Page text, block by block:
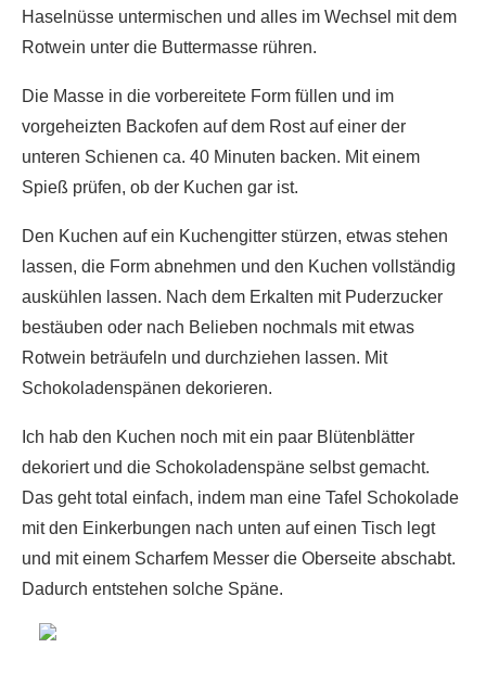
Haselnüsse untermischen und alles im Wechsel mit dem
Rotwein unter die Buttermasse rühren.
Die Masse in die vorbereitete Form füllen und im
vorgeheizten Backofen auf dem Rost auf einer der
unteren Schienen ca. 40 Minuten backen. Mit einem
Spieß prüfen, ob der Kuchen gar ist.
Den Kuchen auf ein Kuchengitter stürzen, etwas stehen
lassen, die Form abnehmen und den Kuchen vollständig
auskühlen lassen. Nach dem Erkalten mit Puderzucker
bestäuben oder nach Belieben nochmals mit etwas
Rotwein beträufeln und durchziehen lassen. Mit
Schokoladenspänen dekorieren.
Ich hab den Kuchen noch mit ein paar Blütenblätter
dekoriert und die Schokoladenspäne selbst gemacht.
Das geht total einfach, indem man eine Tafel Schokolade
mit den Einkerbungen nach unten auf einen Tisch legt
und mit einem Scharfem Messer die Oberseite abschabt.
Dadurch entstehen solche Späne.